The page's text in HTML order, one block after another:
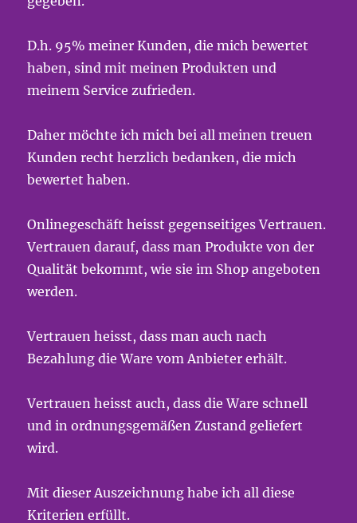
D.h. 95% meiner Kunden, die mich bewertet
haben, sind mit meinen Produkten und
meinem Service zufrieden.
Daher möchte ich mich bei all meinen treuen
Kunden recht herzlich bedanken, die mich
bewertet haben.
Onlinegeschäft heisst gegenseitiges Vertrauen.
Vertrauen darauf, dass man Produkte von der
Qualität bekommt, wie sie im Shop angeboten
werden.
Vertrauen heisst, dass man auch nach
Bezahlung die Ware vom Anbieter erhält.
Vertrauen heisst auch, dass die Ware schnell
und in ordnungsgemäßen Zustand geliefert
wird.
Mit dieser Auszeichnung habe ich all diese
Kriterien erfüllt.